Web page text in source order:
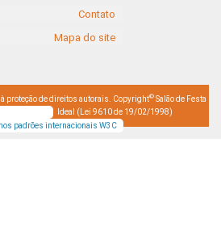
Contato
Mapa do site
proteção de direitos autorais. Copyright© Salão de Festa
Ideal (Lei 9610 de 19/02/1998)